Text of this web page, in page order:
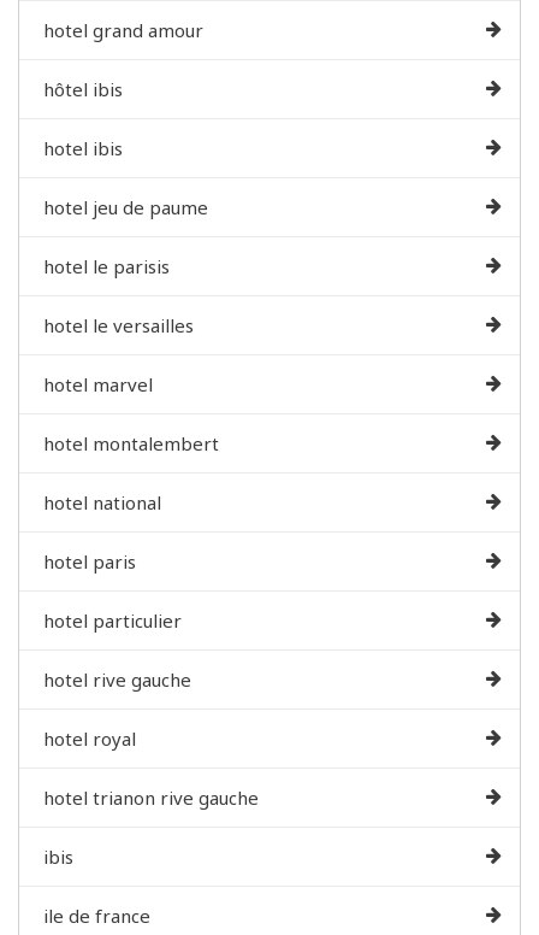
hotel grand amour
hôtel ibis
hotel ibis
hotel jeu de paume
hotel le parisis
hotel le versailles
hotel marvel
hotel montalembert
hotel national
hotel paris
hotel particulier
hotel rive gauche
hotel royal
hotel trianon rive gauche
ibis
ile de france